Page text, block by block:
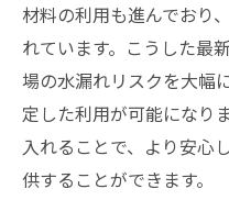
材料の利用も進んでおり
れています。こうした最
場の水漏れリスクを大幅
定した利用が可能になり
入れることで、より安心
供することができます。